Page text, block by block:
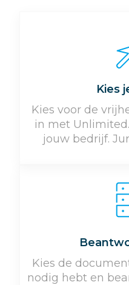
Kies
Kies voor de
in met
jouw bedrijf.
Kies de
nodig hebt en